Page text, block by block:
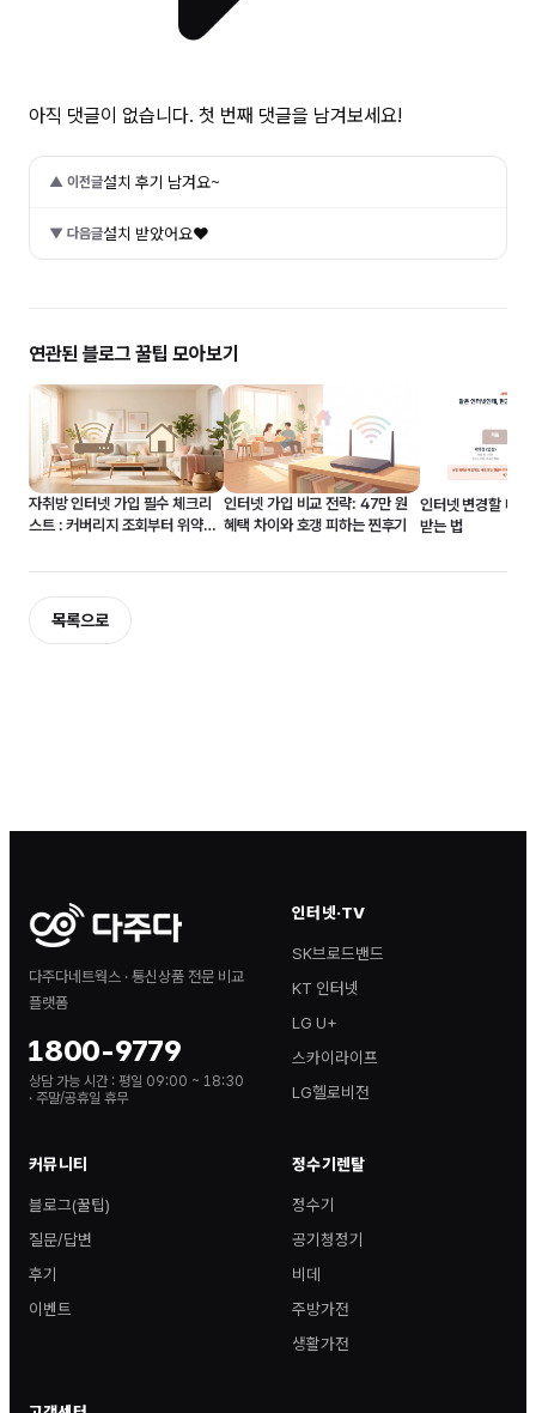
아직 댓글이 없습니다. 첫 번째 댓글을 남겨보세요!
▲ 이전글설치 후기 남겨요~
▼ 다음글설치 받았어요❤
연관된 블로그 꿀팁 모아보기
자취방 인터넷 가입 필수 체크리
스트 : 커버리지 조회부터 위약금
인터넷 가입 비교 전략: 47만 원
혜택 차이와 호갱 피하는 찐후기
인터넷 변경할 때
받는 법
목록으로
다주다네트웍스 · 통신상품 전문 비교
플랫폼
1800-9779
상담 가능 시간 : 평일 09:00 ~ 18:30
· 주말/공휴일 휴무
인터넷·TV
SK브로드밴드
KT 인터넷
LG U+
스카이라이프
LG헬로비전
커뮤니티
블로그(꿀팁)
질문/답변
후기
이벤트
정수기렌탈
정수기
공기청정기
비데
주방가전
생활가전